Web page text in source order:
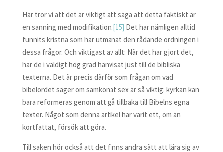
Här tror vi att det är viktigt att säga att detta faktiskt är
en sanning med modifikation.[15] Det har nämligen alltid
funnits kristna som har utmanat den rådande ordningen i
dessa frågor. Och viktigast av allt: När det har gjort det,
har de i väldigt hög grad hänvisat just till de bibliska
texterna. Det är precis därför som frågan om vad
bibelordet säger om samkönat sex är så viktig: kyrkan kan
bara reformeras genom att gå tillbaka till Bibelns egna
texter. Något som denna artikel har varit ett, om än
kortfattat, försök att göra.
Till saken hör också att det finns andra sätt att lära sig av